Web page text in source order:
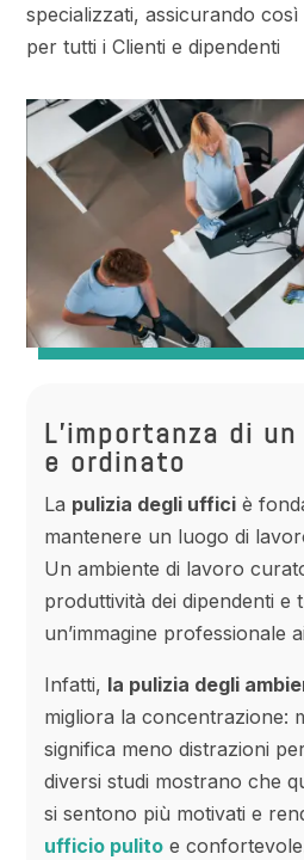
specializzati, assicurando
per tutti i Clienti e dipendenti
L’importanza di
e ordinato
La pulizia degli uffici è
mantenere un luogo di
Un ambiente di lavoro
produttività dei dipendenti e
un’immagine professionale
Infatti, la pulizia degli
migliora la concentrazione:
significa meno distrazioni
diversi studi mostrano che
si sentono più motivati e
ufficio pulito e